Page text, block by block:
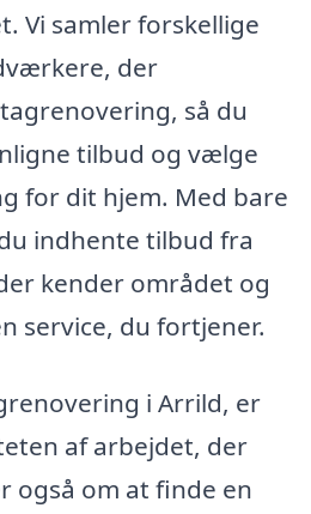
Vi samler forskellige
der
så du
tilbud og vælge
for dit hjem. Med bare
indhente tilbud fra
kender området og
service, du fortjener.
i Arrild, er
af arbejdet, der
også om at finde en